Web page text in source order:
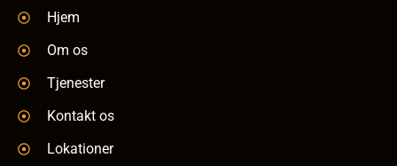
Hjem
Om os
Tjenester
Kontakt os
Lokationer